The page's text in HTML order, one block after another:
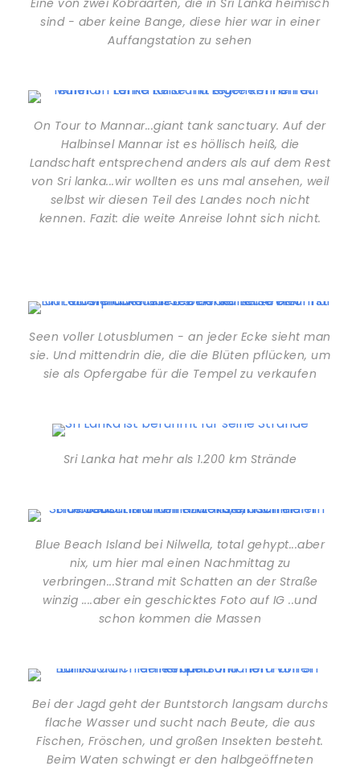
Eine von zwei Kobraarten, die in Sri Lanka heimisch
sind - aber keine Bange, diese hier war in einer
Auffangstation zu sehen
On Tour to Mannar...giant tank sanctuary. Auf der
Halbinsel Mannar ist es höllisch heiß, die
Landschaft entsprechend anders als auf dem Rest
von Sri lanka...wir wollten es uns mal ansehen, weil
selbst wir diesen Teil des Landes noch nicht
kennen. Fazit: die weite Anreise lohnt sich nicht.
Seen voller Lotusblumen - an jeder Ecke sieht man
sie. Und mittendrin die, die die Blüten pflücken, um
sie als Opfergabe für die Tempel zu verkaufen
Sri Lanka hat mehr als 1.200 km Strände
Blue Beach Island bei Nilwella, total gehypt...aber
nix, um hier mal einen Nachmittag zu
verbringen...Strand mit Schatten an der Straße
winzig ....aber ein geschicktes Foto auf IG ..und
schon kommen die Massen
Bei der Jagd geht der Buntstorch langsam durchs
flache Wasser und sucht nach Beute, die aus
Fischen, Fröschen, und großen Insekten besteht.
Beim Waten schwingt er den halbgeöffneten